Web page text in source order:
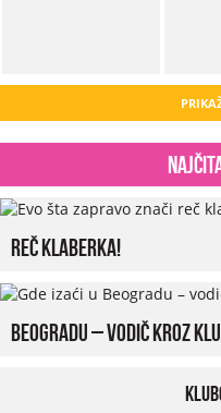
reč klaberka!
Beogradu – vodič kroz